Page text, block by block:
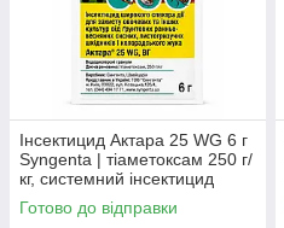
Інсектицид Актара 25 WG 6 г
Syngenta | тіаметоксам 250 г/
кг, системний інсектицид
широкого спектра дії (пакет,
Швейцарія)
Готово до відправки